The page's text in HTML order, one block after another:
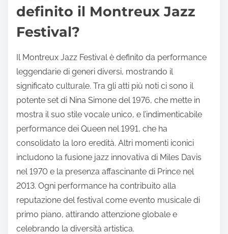
definito il Montreux Jazz
Festival?
Il Montreux Jazz Festival è definito da performance
leggendarie di generi diversi, mostrando il
significato culturale. Tra gli atti più noti ci sono il
potente set di Nina Simone del 1976, che mette in
mostra il suo stile vocale unico, e l’indimenticabile
performance dei Queen nel 1991, che ha
consolidato la loro eredità. Altri momenti iconici
includono la fusione jazz innovativa di Miles Davis
nel 1970 e la presenza affascinante di Prince nel
2013. Ogni performance ha contribuito alla
reputazione del festival come evento musicale di
primo piano, attirando attenzione globale e
celebrando la diversità artistica.